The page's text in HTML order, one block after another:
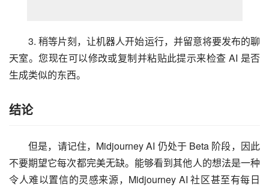
3. 稍等片刻，让机器人开始运行，并留意将要发布的聊
天室。您现在可以修改或复制并粘贴此提示来检查 AI 是否
生成类似的东西。
结论
但是，请记住，Midjourney AI 仍处于 Beta 阶段，因此
不要期望它每次都完美无缺。能够看到其他人的想法是一种
令人难以置信的灵感来源，Midjourney AI 社区甚至有每日